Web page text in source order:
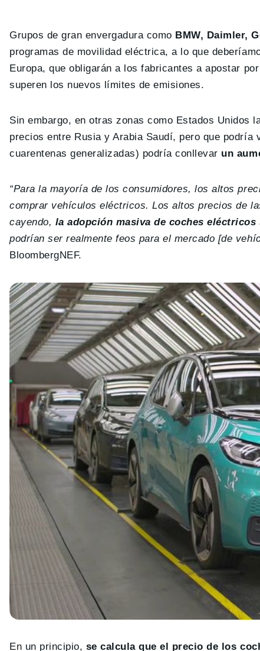
Grupos de gran envergadura como BMW, Daimler,
programas de movilidad eléctrica, a lo que
Europa, que obligarán a los fabricantes a apostar
superen los nuevos límites de emisiones.
Sin embargo, en otras zonas como Estados Unidos
precios entre Rusia y Arabia Saudí, pero que podría
cuarentenas generalizadas) podría conllevar un
“Para la mayoría de los consumidores, los altos
comprar vehículos eléctricos. Los altos precios de
cayendo, la adopción masiva de coches
podrían ser realmente feos para el mercado [de
BloombergNEF.
En un principio, se calcula que el precio de los